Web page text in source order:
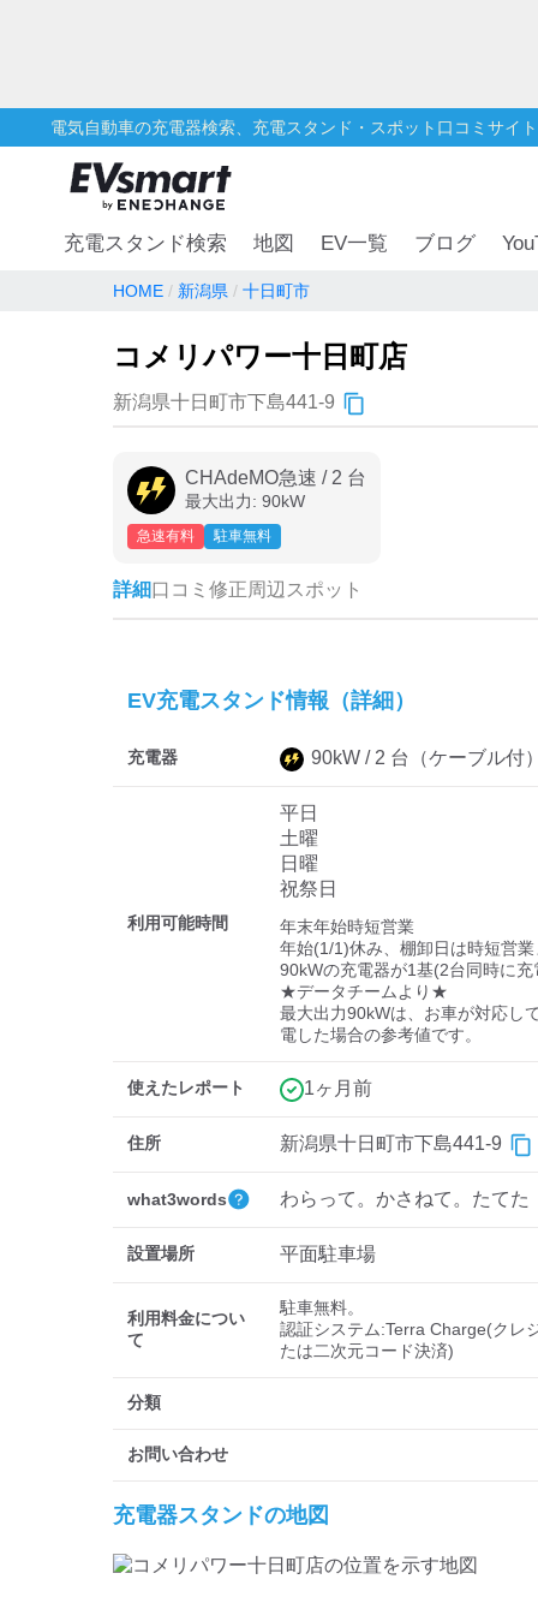
電気自動車の充電器検索、充電スタンド・スポット口コミサイト
充電スタンド検索 地図 EV一覧 ブログ
HOME 新潟県 十日町市
コメリパワー十日町店
新潟県十日町市下島441-9
CHAdeMO急速 / 2 台
最大出力: 90kW
急速有料 駐車無料
詳細口コミ 修正周辺スポット
EV充電スタンド情報（詳細）
充電器 90kW / 2 台 （ケーブル付
利用可能時間
平日
土曜
日曜
祝祭日
年末年始時短営業
年始(1/1)休み、棚卸日は時短営
90kWの充電器が1基(2台同時に
★データチームより★
最大出力90kWは、お車が対応し
電した場合の参考値です。
使えたレポート 1ヶ月前
住所 新潟県十日町市下島441-9
what3words わらって。かさねて。たてた
設置場所 平面駐車場
利用料金につい
て
駐車無料。
認証システム:Terra Charge(クレ
たは二次元コード決済)
分類
お問い合わせ
充電器スタンドの地図